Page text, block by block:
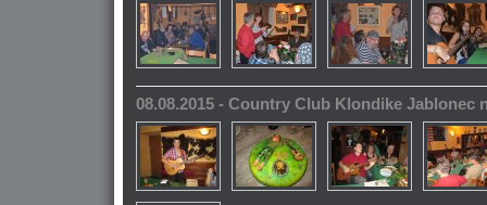
08.08.2015 - Country Club Klondike Jablonec